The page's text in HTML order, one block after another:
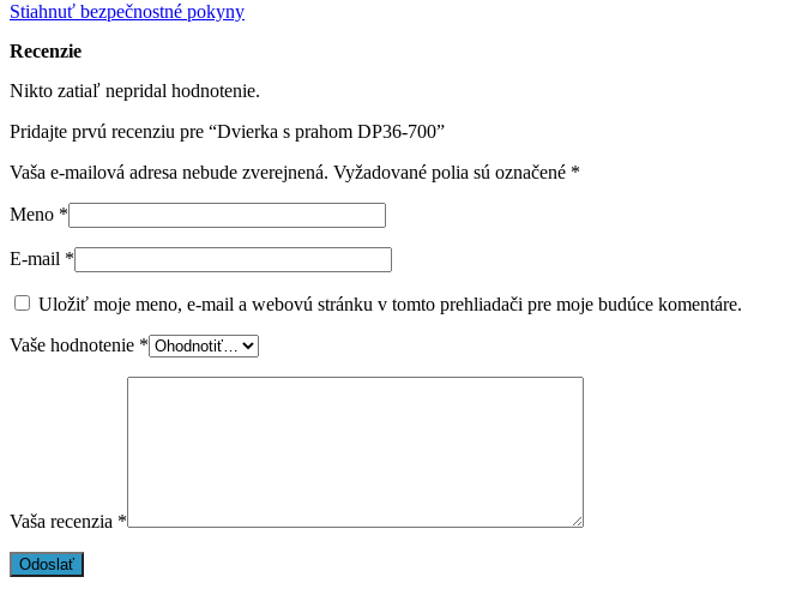
Stiahnuť bezpečnostné pokyny
Recenzie
Nikto zatiaľ nepridal hodnotenie.
Pridajte prvú recenziu pre “Dvierka s prahom DP36-700”
Vaša e-mailová adresa nebude zverejnená. Vyžadované polia sú označené *
Meno *
E-mail *
Uložiť moje meno, e-mail a webovú stránku v tomto prehliadači pre moje budúce komentáre.
Vaše hodnotenie *
Vaša recenzia *